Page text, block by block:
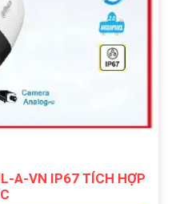
A-VN IP67 TÍCH HỢP